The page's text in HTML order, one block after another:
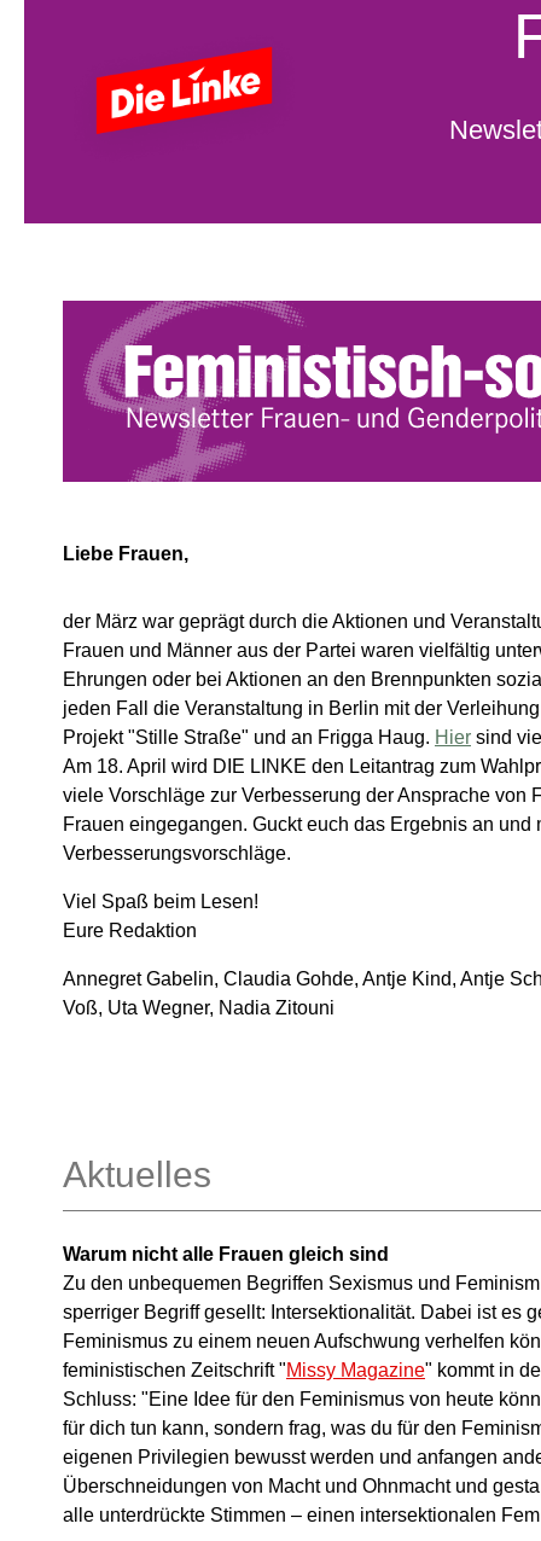
Liebe Frauen,
der März war geprägt durch die Aktionen und
Frauen und Männer aus der Partei waren vielfältig
Ehrungen oder bei Aktionen an den Brennpunkten
jeden Fall die Veranstaltung in Berlin mit der
Projekt "Stille Straße" und an Frigga Haug. Hier sind
Am 18. April wird DIE LINKE den Leitantrag zum
viele Vorschläge zur Verbesserung der Ansprache von
Frauen eingegangen. Guckt euch das Ergebnis an und
Verbesserungsvorschläge.
Viel Spaß beim Lesen!
Eure Redaktion
Annegret Gabelin, Claudia Gohde, Antje Kind, Antje
Voß, Uta Wegner, Nadia Zitouni
Aktuelles
Warum nicht alle Frauen gleich sind
Zu den unbequemen Begriffen Sexismus und
sperriger Begriff gesellt: Intersektionalität. Dabei ist es
Feminismus zu einem neuen Aufschwung verhelfen
feministischen Zeitschrift "Missy Magazine" kommt in
Schluss: "Eine Idee für den Feminismus von heute
für dich tun kann, sondern frag, was du für den
eigenen Privilegien bewusst werden und anfangen
Überschneidungen von Macht und Ohnmacht und
alle unterdrückte Stimmen – einen intersektionalen